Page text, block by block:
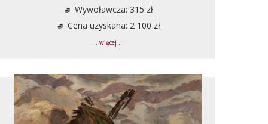
Wywoławcza: 315 zł
Cena uzyskana: 2 100 zł
... więcej ...